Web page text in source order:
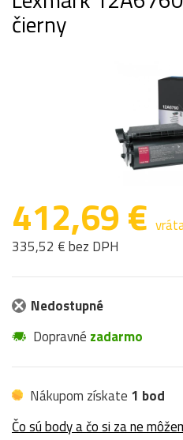
čierny
412,69 €
335,52 € bez DPH
Nedostupné
Dopravné zadarmo
Nákupom získate 1 bod
Čo sú body a čo si za ne